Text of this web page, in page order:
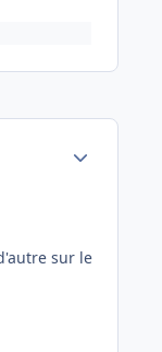
sur le